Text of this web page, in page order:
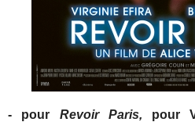
- pour Revoir Paris, pour